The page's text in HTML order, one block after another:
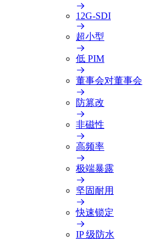
12G-SDI
超小型
低 PIM
董事会对董事会
防篡改
非磁性
高频率
极端暴露
坚固耐用
快速锁定
IP 级防水